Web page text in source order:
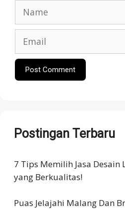
Name
Email
Postingan Terbaru
7 Tips Memilih Jasa Desain
yang Berkualitas!
Puas Jelajahi Malang Dan